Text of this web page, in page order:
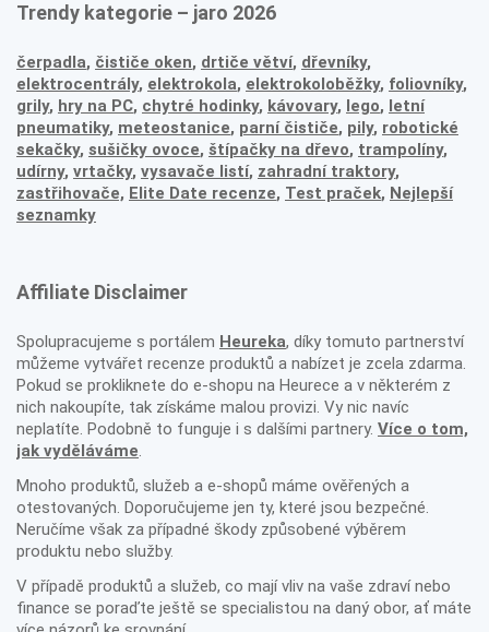
Trendy kategorie – jaro 2026
čerpadla, čističe oken, drtiče větví, dřevníky,
elektrocentrály, elektrokola, elektrokoloběžky, foliovníky,
grily, hry na PC, chytré hodinky, kávovary, lego, letní
pneumatiky, meteostanice, parní čističe, pily, robotické
sekačky, sušičky ovoce, štípačky na dřevo, trampolíny,
udírny, vrtačky, vysavače listí, zahradní traktory,
zastřihovače, Elite Date recenze, Test praček, Nejlepší
seznamky
Affiliate Disclaimer
Spolupracujeme s portálem Heureka, díky tomuto partnerství
můžeme vytvářet recenze produktů a nabízet je zcela zdarma.
Pokud se prokliknete do e-shopu na Heurece a v některém z
nich nakoupíte, tak získáme malou provizi. Vy nic navíc
neplatíte. Podobně to funguje i s dalšími partnery. Více o tom,
jak vyděláváme.
Mnoho produktů, služeb a e-shopů máme ověřených a
otestovaných. Doporučujeme jen ty, které jsou bezpečné.
Neručíme však za případné škody způsobené výběrem
produktu nebo služby.
V případě produktů a služeb, co mají vliv na vaše zdraví nebo
finance se poraďte ještě se specialistou na daný obor, ať máte